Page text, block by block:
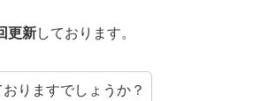
更新しております。
りますでしょうか？